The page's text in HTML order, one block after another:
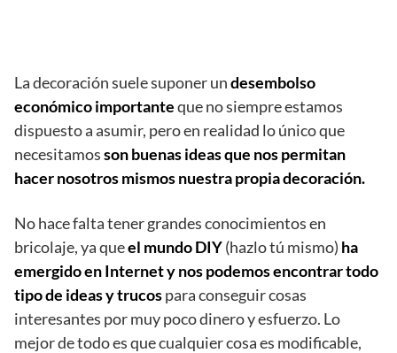
La decoración suele suponer undesembolso
económico importanteque no siempre estamos
dispuesto a asumir, pero en realidad lo único que
necesitamosson buenas ideas que nos permitan
hacer nosotros mismos nuestra propia decoración.
No hace falta tener grandes conocimientos en
bricolaje, ya queel mundo DIY(hazlo tú mismo) ha
emergido en Internet y nos podemos encontrar todo
tipo de ideas y trucospara conseguir cosas
interesantes por muy poco dinero y esfuerzo. Lo
mejor de todo es que cualquier cosa es modificable,